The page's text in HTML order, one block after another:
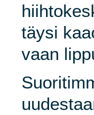
täysi
vaan